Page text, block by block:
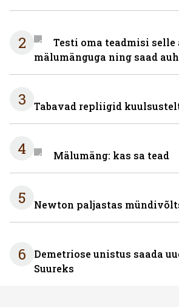
2
Testi oma teadmisi selle
mälumänguga ning saad
3 Tabavad repliigid
4 Mälumäng: kas sa tead
5 Newton paljastas
6
Demetriose unistus saada
Suureks